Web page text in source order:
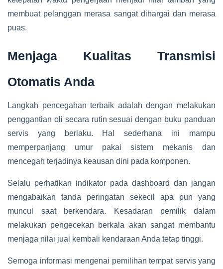
membuat pelanggan merasa sangat dihargai dan merasa
puas.
Menjaga Kualitas Transmisi
Otomatis Anda
Langkah pencegahan terbaik adalah dengan melakukan
penggantian oli secara rutin sesuai dengan buku panduan
servis yang berlaku. Hal sederhana ini mampu
memperpanjang umur pakai sistem mekanis dan
mencegah terjadinya keausan dini pada komponen.
Selalu perhatikan indikator pada dashboard dan jangan
mengabaikan tanda peringatan sekecil apa pun yang
muncul saat berkendara. Kesadaran pemilik dalam
melakukan pengecekan berkala akan sangat membantu
menjaga nilai jual kembali kendaraan Anda tetap tinggi.
Semoga informasi mengenai pemilihan tempat servis yang